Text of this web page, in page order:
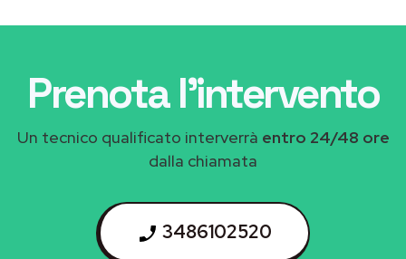
Prenota l'intervento
Un tecnico qualificato interverrà entro 24/48 ore
dalla chiamata
3486102520